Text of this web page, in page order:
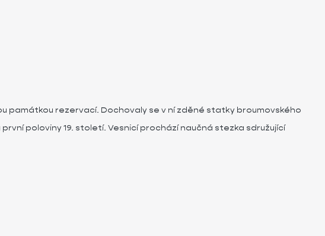
památkou rezervací. Dochovaly se v ní zděné statky broumovského
poloviny 19. století. Vesnicí prochází naučná stezka sdružující